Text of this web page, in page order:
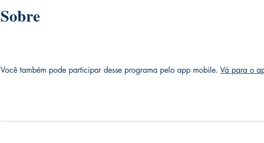
Sobre
Você também pode participar desse programa pelo app mobile. Vá para o